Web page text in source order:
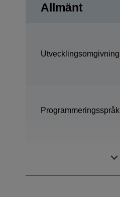
Allmänt
Utvecklingsomgivning
Programmeringsspråk